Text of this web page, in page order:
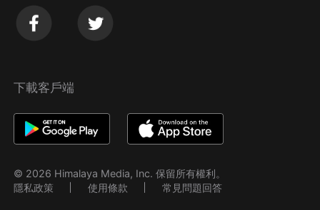
下載客戶端
© 2026 Himalaya Media, Inc. 保留所有權利。
隱私政策
使用條款 常見問題回答